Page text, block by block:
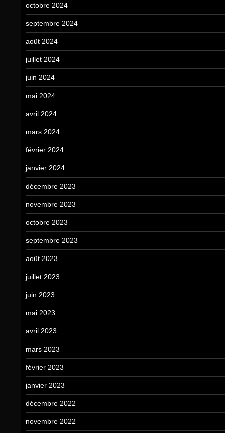
octobre 2024
septembre 2024
août 2024
juillet 2024
juin 2024
mai 2024
avril 2024
mars 2024
février 2024
janvier 2024
décembre 2023
novembre 2023
octobre 2023
septembre 2023
août 2023
juillet 2023
juin 2023
mai 2023
avril 2023
mars 2023
février 2023
janvier 2023
décembre 2022
novembre 2022